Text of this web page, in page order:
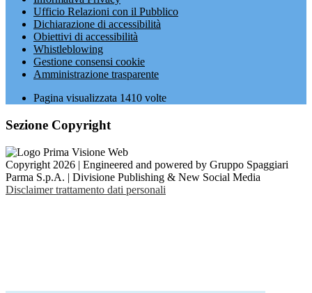
Ufficio Relazioni con il Pubblico
Dichiarazione di accessibilità
Obiettivi di accessibilità
Whistleblowing
Gestione consensi cookie
Amministrazione trasparente
Pagina visualizzata 1410 volte
Sezione Copyright
Copyright 2026 | Engineered and powered by Gruppo Spaggiari
Parma S.p.A. | Divisione Publishing & New Social Media
Disclaimer trattamento dati personali